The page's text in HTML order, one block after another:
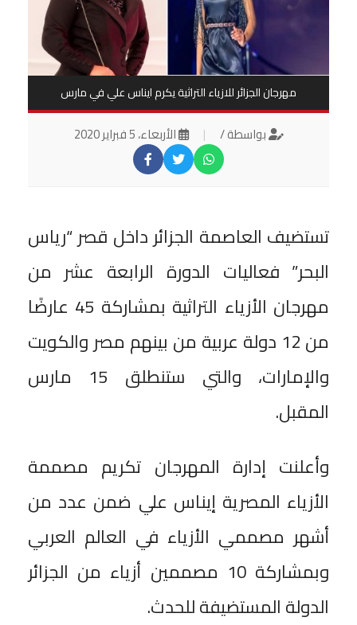
مهرجان الجزائر للازياء التراثية يكرم ايناس علي في مارس
بواسطة / | الأربعاء، 5 فبراير 2020
تستضيف العاصمة الجزائر داخل قصر “رياس
البحر” فعاليات الدورة الرابعة عشر من
مهرجان الأزياء التراثية بمشاركة 45 عارضًا
من 12 دولة عربية من بينهم مصر والكويت
والإمارات، والتي ستنطلق 15 مارس
المقبل.
وأعلنت إدارة المهرجان تكريم مصممة
الأزياء المصرية إيناس علي ضمن عدد من
أشهر مصممي الأزياء في العالم العربي
وبمشاركة 10 مصممين أزياء من الجزائر
الدولة المستضيفة للحدث.